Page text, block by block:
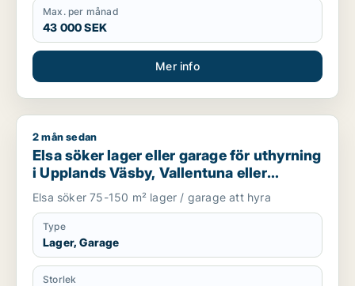
Max. per månad
43 000 SEK
Mer info
Elsa söker lager eller garage för uthyrning i Upplands
2 mån sedan
Elsa söker lager eller garage för uthyrning
i Upplands Väsby, Vallentuna eller
Upplands-Bro m.fl.
Elsa söker 75-150 m² lager / garage att hyra
Type
Lager, Garage
Storlek